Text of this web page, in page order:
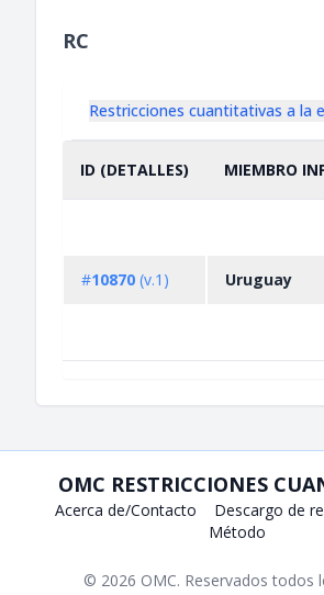
RC
Restricciones cuantitativas a la
ID (DETALLES) ORDENAR
MIEMBRO
ASCENDENTE
#10870 (v.1) Uruguay
OMC RESTRICCIONES
Acerca de/Contacto
Descargo de
Método
© 2026 OMC. Reservados todos